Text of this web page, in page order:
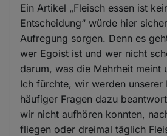
Ein Artikel „Fleisch essen ist
Entscheidung“ würde hier
Aufregung sorgen. Denn es
wer Egoist ist und wer nicht
darum, was die Mehrheit meint
Ich fürchte, wir werden unserer
häufiger Fragen dazu
wir nicht aufhören konnten,
fliegen oder dreimal täglich